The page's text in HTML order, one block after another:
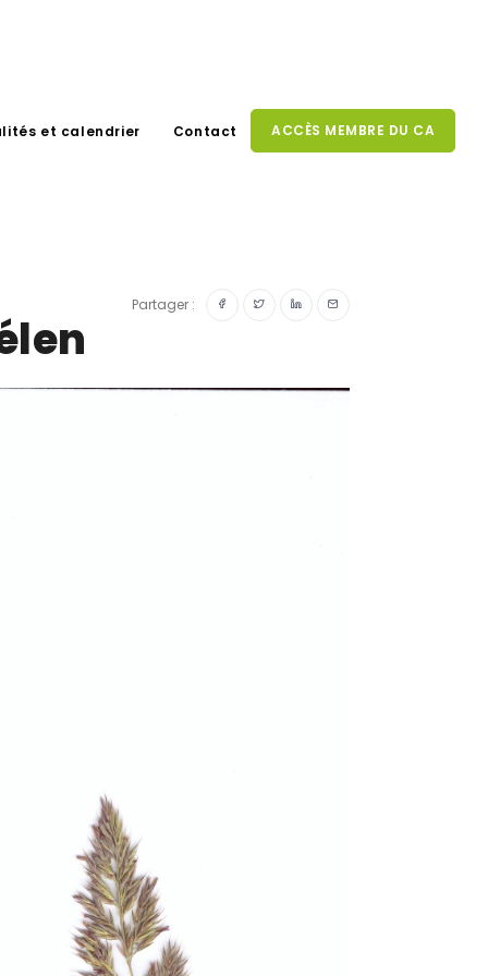
et calendrier Contact ACCÈS MEMBRE DU CA
Partager :